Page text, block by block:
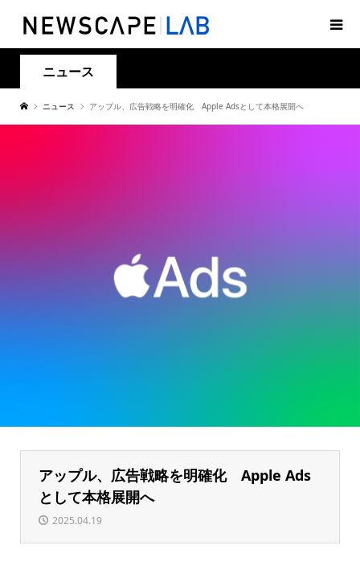
ニュース
ニュース アップル、広告戦略を明確化 Apple Adsとして本格展開へ
アップル、広告戦略を明確化 Apple Ads
として本格展開へ
2025.04.19